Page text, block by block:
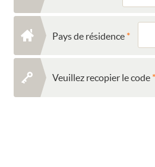
Pays de résidence
Veuillez recopier le code